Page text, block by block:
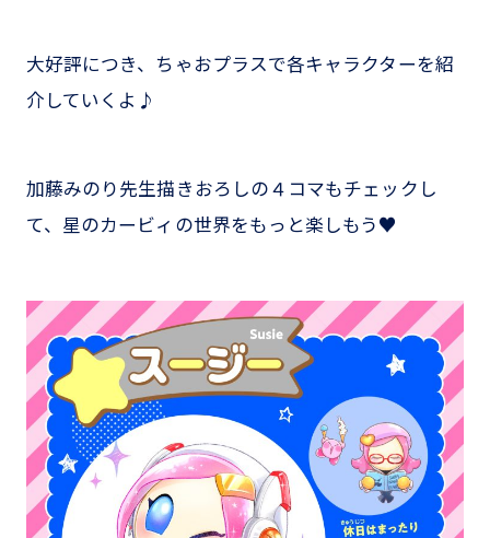
大好評につき、ちゃおプラスで各キャラクターを紹
介していくよ♪
加藤みのり先生描きおろしの４コマもチェックし
て、星のカービィの世界をもっと楽しもう♥